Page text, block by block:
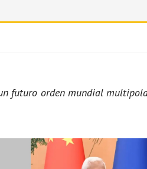
futuro orden mundial